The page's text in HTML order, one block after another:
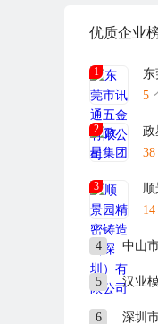
山从头越，
优质企业
1
东
5
2
政
38
3
14
4 中山
5 汉业
6 深圳